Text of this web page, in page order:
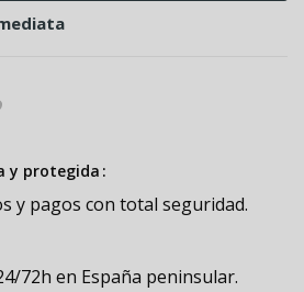
y protegida
y pagos con total seguridad.
72h en España peninsular.